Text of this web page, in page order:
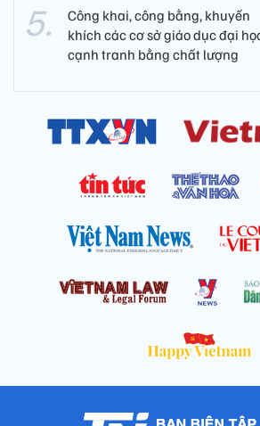
Công khai, công bằng, khuyến
khích các cơ sở giáo dục đại
cạnh tranh bằng chất lượng​